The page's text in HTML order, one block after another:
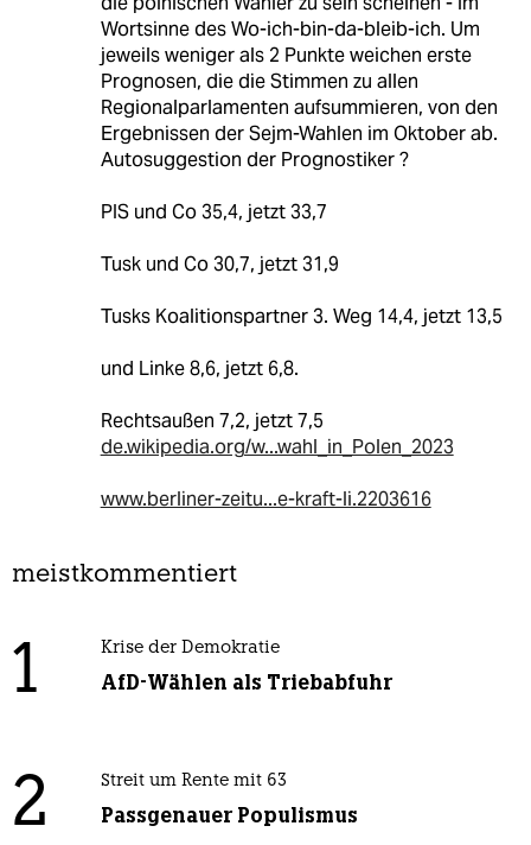
Wortsinne des Wo-ich-bin-da-bleib-ich. Um
jeweils weniger als 2 Punkte weichen erste
Prognosen, die die Stimmen zu allen
Regionalparlamenten aufsummieren, von den
Ergebnissen der Sejm-Wahlen im Oktober ab.
Autosuggestion der Prognostiker ?
PIS und Co 35,4, jetzt 33,7
Tusk und Co 30,7, jetzt 31,9
Tusks Koalitionspartner 3. Weg 14,4, jetzt 13,5
und Linke 8,6, jetzt 6,8.
Rechtsaußen 7,2, jetzt 7,5
de.wikipedia.org/w...wahl_in_Polen_2023
www.berliner-zeitu...e-kraft-li.2203616
meistkommentiert
1 Krise der Demokratie
AfD-Wählen als Triebabfuhr
2 Streit um Rente mit 63
Passgenauer Populismus